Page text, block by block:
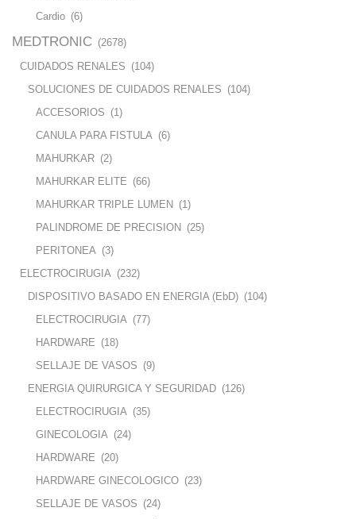
Cardio (6)
MEDTRONIC (2678)
CUIDADOS RENALES (104)
SOLUCIONES DE CUIDADOS RENALES (104)
ACCESORIOS (1)
CANULA PARA FISTULA (6)
MAHURKAR (2)
MAHURKAR ELITE (66)
MAHURKAR TRIPLE LUMEN
(1)
PALINDROME DE PRECISION
(25)
PERITONEA (3)
ELECTROCIRUGIA (232)
DISPOSITIVO BASADO EN ENERGIA (EbD) (104)
ELECTROCIRUGIA (77)
HARDWARE (18)
SELLAJE DE VASOS (9)
ENERGIA QUIRURGICA Y SEGURIDAD (126)
ELECTROCIRUGIA (35)
GINECOLOGIA (24)
HARDWARE (20)
HARDWARE GINECOLOGICO (23)
SELLAJE DE VASOS (24)